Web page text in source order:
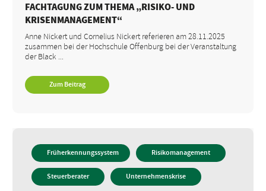
FACHTAGUNG ZUM THEMA „RISIKO- UND
KRISENMANAGEMENT“
Anne Nickert und Cornelius Nickert referieren am 28.11.2025
zusammen bei der Hochschule Offenburg bei der Veranstaltung
der Black ...
Zum Beitrag
Früherkennungssystem Risikomanagement
Steuerberater Unternehmenskrise